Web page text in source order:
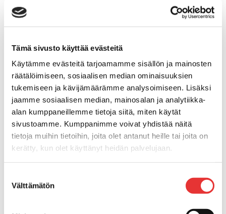
Tämä sivusto käyttää evästeitä
Käytämme evästeitä tarjoamamme sisällön ja mainosten
räätälöimiseen, sosiaalisen median ominaisuuksien
tukemiseen ja kävijämäärämme analysoimiseen. Lisäksi
jaamme sosiaalisen median, mainosalan ja analytiikka-
alan kumppaneillemme tietoja siitä, miten käytät
sivustoamme. Kumppanimme voivat yhdistää näitä
tietoja muihin tietoihin, joita olet antanut heille tai joita on
kerätty, kun olet käyttänyt heidän palvelujaan.
valinta
Välttämätön
Reuna-, köli-, törmäyslistat ja kansikate
Törmäyslista
Reuna- ja ikkunalistat
Alumiinilistat
Kävelysillat ja Taavetit
Kiinnitysvarret
SUP-laudan telineet
Kuljetusrampit
Askelmat
Kuljetusramppien tarvikkeet
Kädensija, metallia
Taavetit